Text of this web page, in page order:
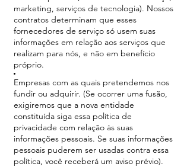
marketing, serviços de tecnologia). Nossos
contratos determinam que esses
fornecedores de serviço só usem suas
informações em relação aos serviços que
realizam para nós, e não em benefício
próprio.
Empresas com as quais pretendemos nos
fundir ou adquirir. (Se ocorrer uma fusão,
exigiremos que a nova entidade
constituída siga essa política de
privacidade com relação às suas
informações pessoais. Se suas informações
pessoais puderem ser usadas contra essa
política, você receberá um aviso prévio).